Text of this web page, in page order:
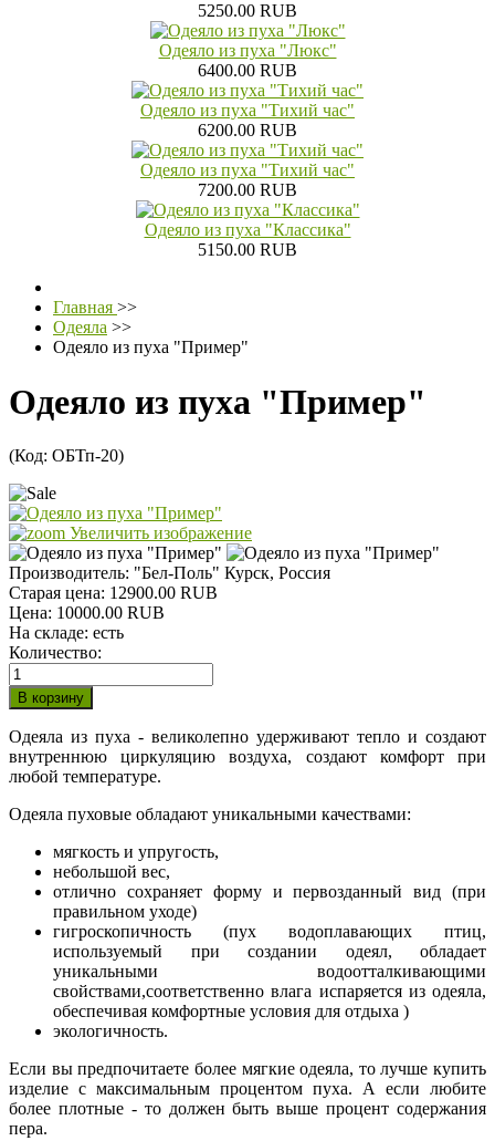
5250.00 RUB
Одеяло из пуха "Люкс"
6400.00 RUB
Одеяло из пуха "Тихий час"
6200.00 RUB
Одеяло из пуха "Тихий час"
7200.00 RUB
Одеяло из пуха "Классика"
5150.00 RUB
Главная >>
Одеяла >>
Одеяло из пуха "Пример"
Одеяло из пуха "Пример"
(Код: ОБТп-20)
Увеличить изображение
Производитель: "Бел-Поль" Курск, Россия
Старая цена: 12900.00 RUB
Цена: 10000.00 RUB
На складе: есть
Количество:
Одеяла из пуха - великолепно удерживают тепло и создают
внутреннюю циркуляцию воздуха, создают комфорт при
любой температуре.
Одеяла пуховые обладают уникальными качествами:
мягкость и упругость,
небольшой вес,
отлично сохраняет форму и первозданный вид (при
правильном уходе)
гигроскопичность (пух водоплавающих птиц,
используемый при создании одеял, обладает
уникальными водоотталкивающими
свойствами,соответственно влага испаряется из одеяла,
обеспечивая комфортные условия для отдыха )
экологичность.
Если вы предпочитаете более мягкие одеяла, то лучше купить
изделие с максимальным процентом пуха. А если любите
более плотные - то должен быть выше процент содержания
пера.